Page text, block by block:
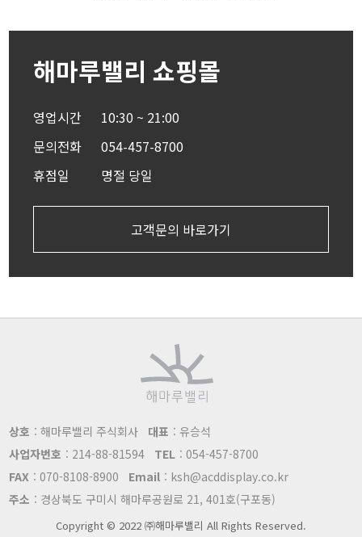
해마루밸리 쇼핑몰
영업시간
10:30 ~ 21:00
문의전화
054-457-8700
휴점일
명절 당일
고객문의 바로가기
상호 : 해마루밸리 주식회사 대표 : 유승석
사업자번호 : 214-88-81594 TEL : 054-457-8700
FAX : 070-8108-8900 Email : ksh@acddisplay.co.kr
주소 : 경상북도 구미시 해마루공원로 21, 401호(구포동)
Copyright © 2022 ㈜해마루밸리 All Rights Reserved.